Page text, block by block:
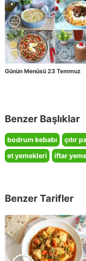
Günün Menüsü 23 Temmuz
Benzer Başlıklar
bodrum kebabı çıtır
et yemekleri
iftar
Benzer Tarifler